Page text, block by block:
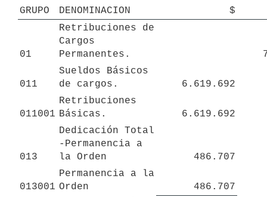
GRUPO
DENOMINACION $
01
Retribuciones de
Cargos
Permanentes.
011
Sueldos Básicos
de cargos.
6.619.692
011001
Retribuciones
Básicas.
6.619.692
013
Dedicación Total
-Permanencia a
la Orden
486.707
013001
Permanencia a la
Orden
486.707